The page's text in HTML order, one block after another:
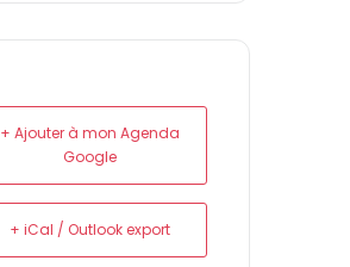
+ Ajouter à mon Agenda
Google
+ iCal / Outlook export